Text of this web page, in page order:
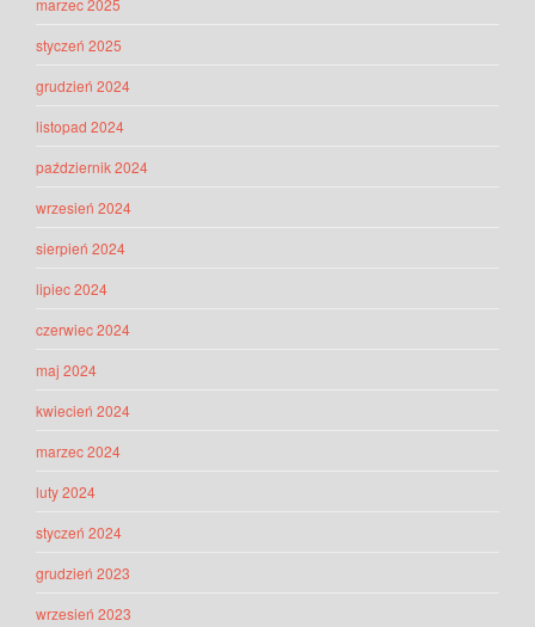
styczeń 2025
grudzień 2024
listopad 2024
październik 2024
wrzesień 2024
sierpień 2024
lipiec 2024
czerwiec 2024
maj 2024
kwiecień 2024
marzec 2024
luty 2024
styczeń 2024
grudzień 2023
wrzesień 2023